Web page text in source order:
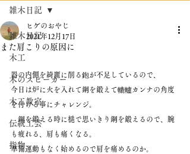
雑木日記
木工
木のスピーカー
木工教室
伝統工芸
指物
雑木日記
また肩こりの原因に
ヒゲのおやじ
2021年12月17日
器の内側を綺麗に削る鉋が不足しているので、
今日は炉に火を入れて鋼を鍛えて轆轤カンナの角度
を付ける事にチャレンジ。
鋼を鍛える時に槌で思いきり鋼を鍛えるので、腕
も疲れる、肩も痛くなる。
準備運動もなく始めるので肩を痛めるのか。